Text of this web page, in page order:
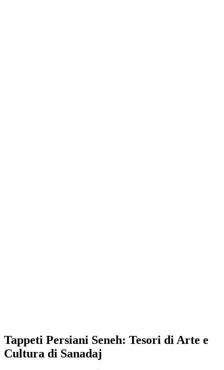
Tappeti Persiani Seneh: Tesori di Arte e
Cultura di Sanadaj